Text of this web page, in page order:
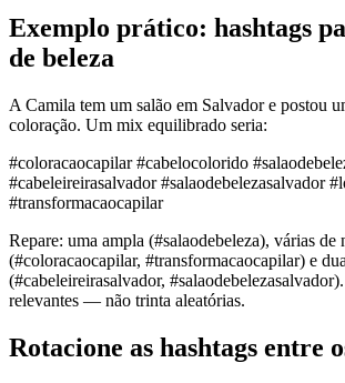
Exemplo prático: hashtags
de beleza
A Camila tem um salão em Salvador e postou
coloração. Um mix equilibrado seria:
#coloracaocapilar #cabelocolorido
#cabeleireirasalvador #salaodebelezasalvador
#transformacaocapilar
Repare: uma ampla (#salaodebeleza), várias de
(#coloracaocapilar, #transformacaocapilar) e
(#cabeleireirasalvador,
relevantes — não trinta aleatórias.
Rotacione as hashtags entre